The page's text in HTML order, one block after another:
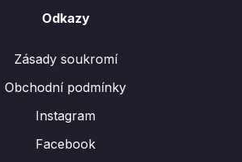
Odkazy
Zásady soukromí
Obchodní podmínky
Instagram
Facebook